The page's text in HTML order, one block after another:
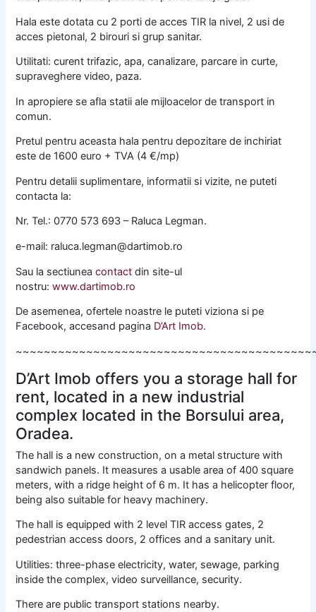
Hala este dotata cu 2 porti de acces TIR la nivel, 2 usi de
acces pietonal, 2 birouri si grup sanitar.
Utilitati: curent trifazic, apa, canalizare, parcare in curte,
supraveghere video, paza.
In apropiere se afla statii ale mijloacelor de transport in
comun.
Pretul pentru aceasta hala pentru depozitare de inchiriat
este de 1600 euro + TVA (4 €/mp)
Pentru detalii suplimentare, informatii si vizite, ne puteti
contacta la:
Nr. Tel.: 0770 573 693 – Raluca Legman.
e-mail: raluca.legman@dartimob.ro
Sau la sectiuneacontact din site-ul
nostru:www.dartimob.ro
De asemenea, ofertele noastre le puteti viziona si pe
Facebook, accesand pagina D’Art Imob.
D’Art Imob offers you a storage hall for
rent, located in a new industrial
complex located in the Borsului area,
Oradea.
The hall is a new construction, on a metal structure with
sandwich panels. It measures a usable area of 400 square
meters, with a ridge height of 6 m. It has a helicopter floor,
being also suitable for heavy machinery.
The hall is equipped with 2 level TIR access gates, 2
pedestrian access doors, 2 offices and a sanitary unit.
Utilities: three-phase electricity, water, sewage, parking
inside the complex, video surveillance, security.
There are public transport stations nearby.